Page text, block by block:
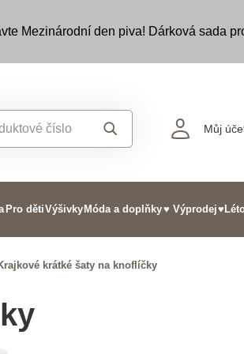
Mezinárodní den piva! Dárková sada
Můj
Pro dětiVýšivky Móda a doplňky♥ Výprodej
krátké šaty na knoflíčky